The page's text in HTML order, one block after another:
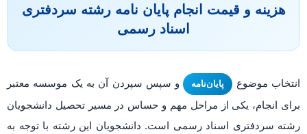
هزینه و قیمت انجام پایان نامه رشته سردفتری
اسناد رسمی
انتخاب موضوع پایان‌نامه
و سپس سپردن آن به یک موسسه معتبر
برای انجام، یکی از مراحل مهم و حساس در مسیر تحصیل دانشجویان
رشته سردفتری اسناد رسمی است. دانشجویان این رشته با توجه به